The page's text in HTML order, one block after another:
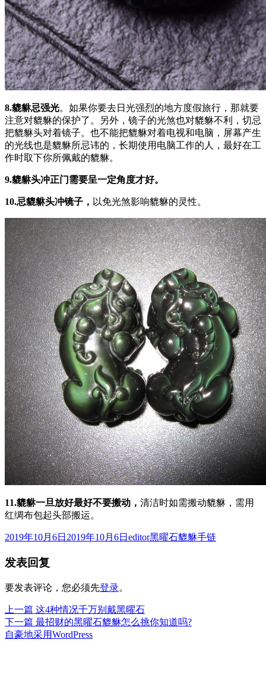
8.貔貅忌强光。如果你要去日光强烈的地方度假旅行，那就要
注意对貔貅的保护了。另外，镜子的光煞也对貔貅不利，切忌
把貔貅头对着镜子。也不能把貔貅对着电视和电脑，屏幕产生
的光线也是貔貅所忌讳的，长期使用电脑工作的人，最好在工
作时取下你所佩戴的貔貅。
9.貔貅头冲正门需要呈一定角度才好。
10.忌貔貅头冲镜子， 以免光煞影响貔貅的灵性。
11.貔貅一旦放好最好不要搬动， 清洁时如需搬动貔貅，需用
红绸布包起头部搬运。
发
于
2019年10月6日 2019年10月6日 作
editor分
黑曜石貔貅手链
发表回复
要发表评论，您必须先登录。
文
章
上一篇 上
篇
文
这4种情况千万别戴黑曜石
下一篇 下
篇
最招财的黑曜石貔貅怎么挑你知道吗?
自豪地采用WordPress